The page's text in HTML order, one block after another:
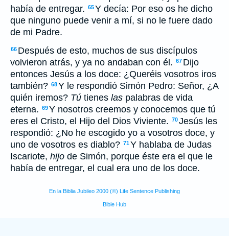
había de entregar. 65Y decía: Por eso os he dicho
que ninguno puede venir a mí, si no le fuere dado
de mi Padre.
66 Después de esto, muchos de sus discípulos
volvieron atrás, y ya no andaban con él. 67 Dijo
entonces Jesús a los doce: ¿Queréis vosotros iros
también? 68Y le respondió Simón Pedro: Señor, ¿A
quién iremos? Tú tienes las palabras de vida
eterna. 69Y nosotros creemos y conocemos que tú
eres el Cristo, el Hijo del Dios Viviente. 70Jesús les
respondió: ¿No he escogido yo a vosotros doce, y
uno de vosotros es diablo? 71Y hablaba de Judas
Iscariote, hijo de Simón, porque éste era el que le
había de entregar, el cual era uno de los doce.
En la Biblia Jubileo 2000 (©) Life Sentence Publishing
Bible Hub